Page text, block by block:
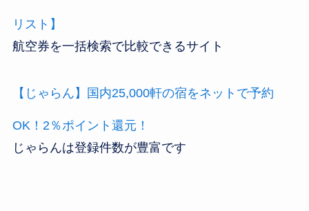
リスト】
航空券を一括検索で比較できるサイト
【じゃらん】国内25,000軒の宿をネットで予約
OK！2％ポイント還元！
じゃらんは登録件数が豊富です